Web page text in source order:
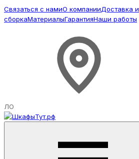
Связаться с намиО компанииДоставка и
сборкаМатериалыГарантияНаши работы
ЛО